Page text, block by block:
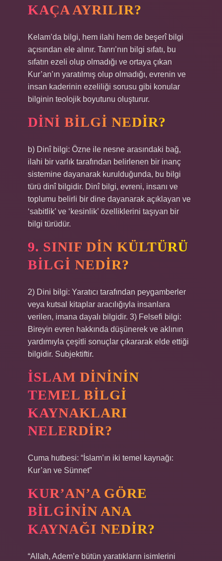
KAÇA AYRILIR?
Kelam’da bilgi, hem ilahi hem de beşerî bilgi
açısından ele alınır. Tanrı’nın bilgi sıfatı, bu
sıfatın ezeli olup olmadığı ve ortaya çıkan
Kur’an’ın yaratılmış olup olmadığı, evrenin ve
insan kaderinin ezeliliği sorusu gibi konular
bilginin teolojik boyutunu oluşturur.
DINI BILGI NEDIR?
b) Dinî bilgi: Özne ile nesne arasındaki bağ,
ilahi bir varlık tarafından belirlenen bir inanç
sistemine dayanarak kurulduğunda, bu bilgi
türü dinî bilgidir. Dinî bilgi, evreni, insanı ve
toplumu belirli bir dine dayanarak açıklayan ve
‘sabitlik’ ve ‘kesinlik’ özelliklerini taşıyan bir
bilgi türüdür.
9. SINIF DIN KÜLTÜRÜ
BILGI NEDIR?
2) Dini bilgi: Yaratıcı tarafından peygamberler
veya kutsal kitaplar aracılığıyla insanlara
verilen, imana dayalı bilgidir. 3) Felsefi bilgi:
Bireyin evren hakkında düşünerek ve aklının
yardımıyla çeşitli sonuçlar çıkararak elde ettiği
bilgidir. Subjektiftir.
İSLAM DINININ
TEMEL BILGI
KAYNAKLARI
NELERDIR?
Cuma hutbesi: “İslam’ın iki temel kaynağı:
Kur’an ve Sünnet”
KUR’AN’A GÖRE
BILGININ ANA
KAYNAĞI NEDIR?
“Allah, Adem’e bütün yaratıkların isimlerini